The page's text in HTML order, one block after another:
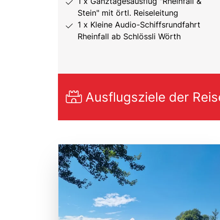
Stein" mit örtl. Reiseleitung
1 x Kleine Audio-Schiffsrundfahrt
Rheinfall ab Schlössli Wörth
Ausflugsziele der